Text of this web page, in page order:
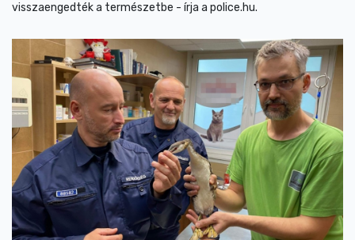
visszaengedték a természetbe - írja a police.hu.